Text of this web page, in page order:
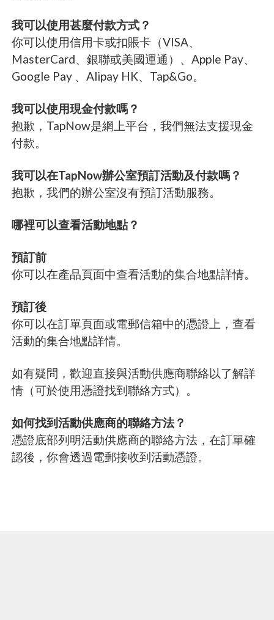
我可以使用甚麼付款方式？
你可以使用信用卡或扣賬卡（VISA、
MasterCard、銀聯或美國運通）、Apple Pay、
Google Pay 、Alipay HK、Tap&Go。
我可以使用現金付款嗎？
抱歉，TapNow是網上平台，我們無法支援現金
付款。
我可以在TapNow辦公室預訂活動及付款嗎？
抱歉，我們的辦公室沒有預訂活動服務。
哪裡可以查看活動地點？
預訂前
你可以在產品頁面中查看活動的集合地點詳情。
預訂後
你可以在訂單頁面或電郵信箱中的憑證上，查看
活動的集合地點詳情。
如有疑問，歡迎直接與活動供應商聯絡以了解詳
情（可於使用憑證找到聯絡方式）。
如何找到活動供應商的聯絡方法？
憑證底部列明活動供應商的聯絡方法，在訂單確
認後，你會透過電郵接收到活動憑證。